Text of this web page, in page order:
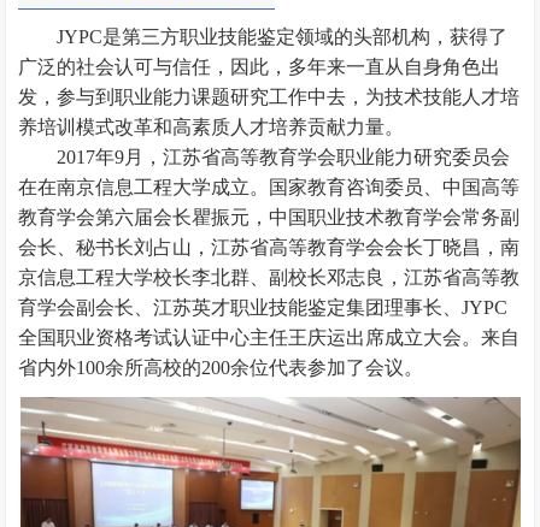
JYPC是第三方职业技能鉴定领域的头部机构，获得了
广泛的社会认可与信任，因此，多年来一直从自身角色出
发，参与到职业能力课题研究工作中去，为技术技能人才培
养培训模式改革和高素质人才培养贡献力量。
2017年9月，江苏省高等教育学会职业能力研究委员会
在在南京信息工程大学成立。国家教育咨询委员、中国高等
教育学会第六届会长瞿振元，中国职业技术教育学会常务副
会长、秘书长刘占山，江苏省高等教育学会会长丁晓昌，南
京信息工程大学校长李北群、副校长邓志良，江苏省高等教
育学会副会长、江苏英才职业技能鉴定集团理事长、JYPC
全国职业资格考试认证中心主任王庆运出席成立大会。来自
省内外100余所高校的200余位代表参加了会议。